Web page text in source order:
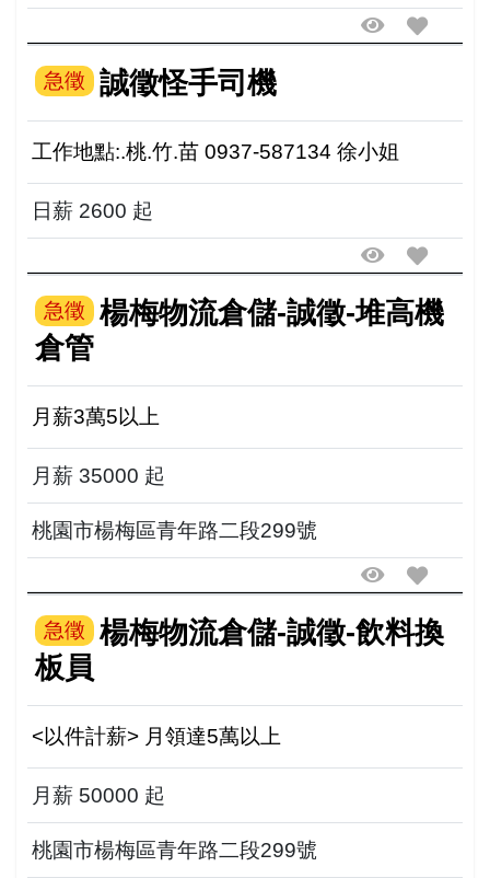
急徵 誠徵怪手司機
工作地點:.桃.竹.苗 0937-587134 徐小姐
日薪 2600 起
急徵
楊梅物流倉儲-誠徵-堆高機
倉管
月薪3萬5以上
月薪 35000 起
桃園市楊梅區青年路二段299號
急徵
楊梅物流倉儲-誠徵-飲料換
板員
<以件計薪> 月領達5萬以上
月薪 50000 起
桃園市楊梅區青年路二段299號